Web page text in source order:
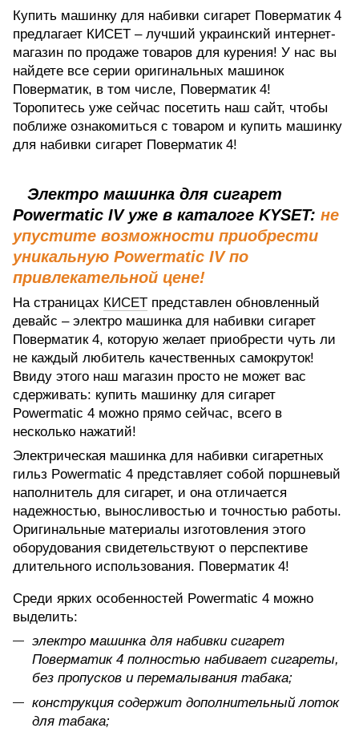
Купить машинку для набивки сигарет Поверматик 4
предлагает КИСЕТ – лучший украинский интернет-
магазин по продаже товаров для курения! У нас вы
найдете все серии оригинальных машинок
Поверматик, в том числе, Поверматик 4!
Торопитесь уже сейчас посетить наш сайт, чтобы
поближе ознакомиться с товаром и купить машинку
для набивки сигарет Поверматик 4!
Электро машинка для сигарет
Powermatic IV уже в каталоге KYSET: не
упустите возможности приобрести
уникальную Powermatic IV по
привлекательной цене!
На страницах КИСЕТ представлен обновленный
девайс – электро машинка для набивки сигарет
Поверматик 4, которую желает приобрести чуть ли
не каждый любитель качественных самокруток!
Ввиду этого наш магазин просто не может вас
сдерживать: купить машинку для сигарет
Powermatic 4 можно прямо сейчас, всего в
несколько нажатий!
Электрическая машинка для набивки сигаретных
гильз Powermatic 4 представляет собой поршневый
наполнитель для сигарет, и она отличается
надежностью, выносливостью и точностью работы.
Оригинальные материалы изготовления этого
оборудования свидетельствуют о перспективе
длительного использования. Поверматик 4!
Среди ярких особенностей Powermatic 4 можно
выделить:
электро машинка для набивки сигарет
Поверматик 4 полностью набивает сигареты,
без пропусков и перемалывания табака;
конструкция содержит дополнительный лоток
для табака;